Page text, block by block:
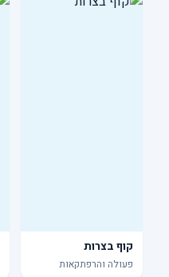
קוף בצרות
פעולה והרפתקאות